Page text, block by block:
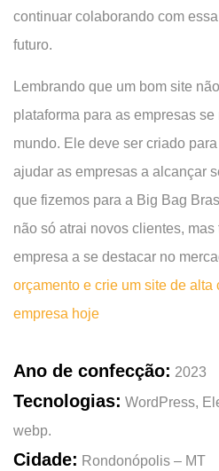
continuar colaborando com
futuro.
Lembrando que um bom site
plataforma para as empresas
mundo. Ele deve ser criado
ajudar as empresas a alcançar
que fizemos para a Big Bag
não só atrai novos clientes, mas
empresa a se destacar no
orçamento e crie um site de alta
empresa hoje
Ano de confecção: 2023
Tecnologias: WordPress,
webp.
Cidade: Rondonópolis – MT